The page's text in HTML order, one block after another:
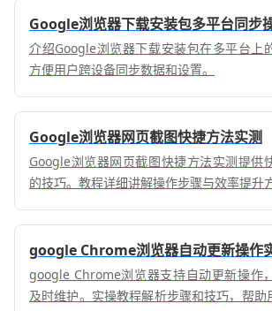
Google浏览器下载安装包多平台同步
介绍Google浏览器下载安装包在多平台上
方便用户跨设备同步数据和设置。
Google浏览器网页截图快捷方法实测
Google浏览器网页截图快捷方法实测提供
的技巧。教程详细讲解操作步骤与效率提升
google Chrome浏览器自动更新操作
google Chrome浏览器支持自动更新操作
及时维护。实操教程解析步骤和技巧，帮助